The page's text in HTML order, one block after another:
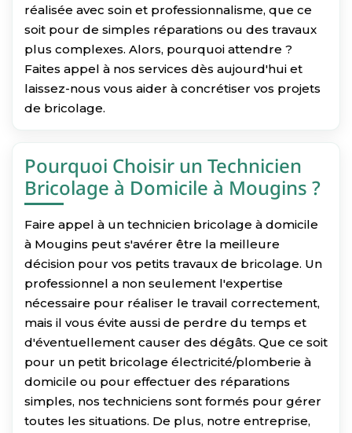
réalisée avec soin et professionnalisme, que ce
soit pour de simples réparations ou des travaux
plus complexes. Alors, pourquoi attendre ?
Faites appel à nos services dès aujourd'hui et
laissez-nous vous aider à concrétiser vos projets
de bricolage.
Pourquoi Choisir un Technicien
Bricolage à Domicile à Mougins ?
Faire appel à un technicien bricolage à domicile
à Mougins peut s'avérer être la meilleure
décision pour vos petits travaux de bricolage. Un
professionnel a non seulement l'expertise
nécessaire pour réaliser le travail correctement,
mais il vous évite aussi de perdre du temps et
d'éventuellement causer des dégâts. Que ce soit
pour un petit bricolage électricité/plomberie à
domicile ou pour effectuer des réparations
simples, nos techniciens sont formés pour gérer
toutes les situations. De plus, notre entreprise,